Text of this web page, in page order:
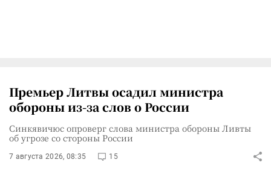
Премьер Литвы осадил министра
обороны из-за слов о России
Синкявичюс опроверг слова министра обороны Ливты
об угрозе со стороны России
7 августа 2026, 08:35 15